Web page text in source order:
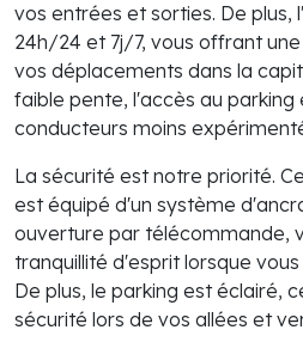
vos entrées et sorties. De plus,
24h/24 et 7j/7, vous offrant
vos déplacements dans la
faible pente, l'accès au parking
conducteurs moins
La sécurité est notre priorité. Ce
est équipé d'un système
ouverture par télécommande,
tranquillité d'esprit lorsque
De plus, le parking est éclairé,
sécurité lors de vos allées et